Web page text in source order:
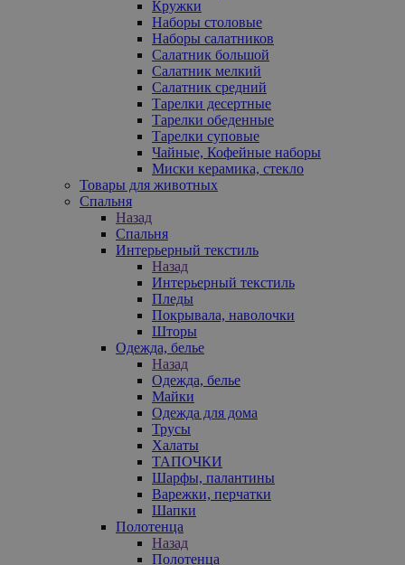
Кружки
Наборы столовые
Наборы салатников
Салатник большой
Салатник мелкий
Салатник средний
Тарелки десертные
Тарелки обеденные
Тарелки суповые
Чайные, Кофейные наборы
Миски керамика, стекло
Товары для животных
Спальня
Назад
Спальня
Интерьерный текстиль
Назад
Интерьерный текстиль
Пледы
Покрывала, наволочки
Шторы
Одежда, белье
Назад
Одежда, белье
Майки
Одежда для дома
Трусы
Халаты
ТАПОЧКИ
Шарфы, палантины
Варежки, перчатки
Шапки
Полотенца
Назад
Полотенца